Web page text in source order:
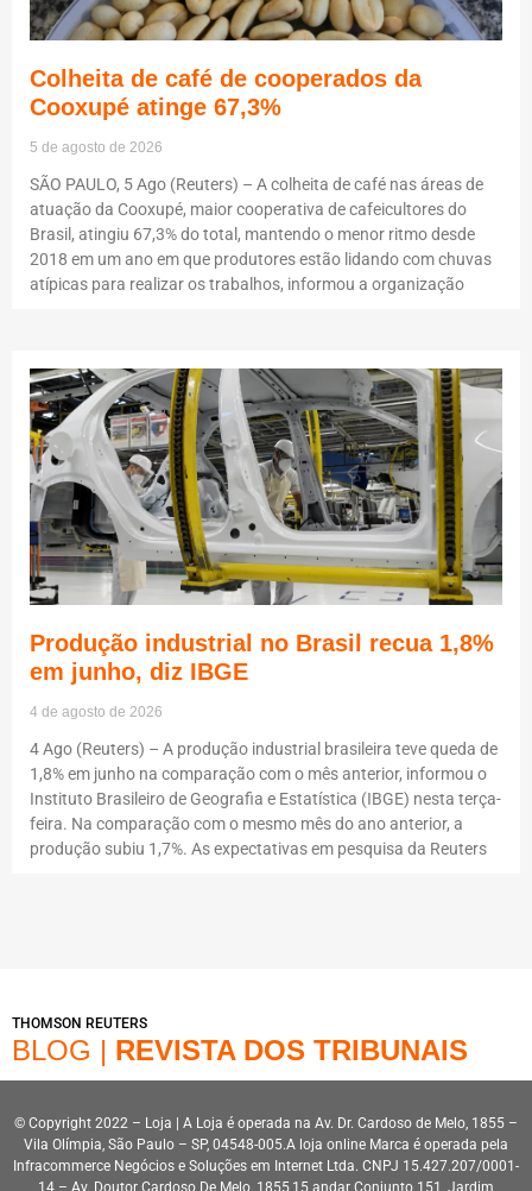
Colheita de café de cooperados da
Cooxupé atinge 67,3%
5 de agosto de 2026
SÃO PAULO, 5 Ago (Reuters) – A colheita de café nas áreas de
atuação da Cooxupé, maior cooperativa de cafeicultores do
Brasil, atingiu 67,3% do total, mantendo o menor ritmo desde
2018 em um ano em que produtores estão lidando com chuvas
atípicas para realizar os trabalhos, informou a organização
Produção industrial no Brasil recua 1,8%
em junho, diz IBGE
4 de agosto de 2026
4 Ago (Reuters) – A produção industrial brasileira teve queda de
1,8% em junho na comparação com o mês anterior, informou o
Instituto Brasileiro de Geografia e Estatística (IBGE) nesta terça-
feira. Na comparação com o mesmo mês do ano anterior, a
produção subiu 1,7%. As expectativas em pesquisa da Reuters
THOMSON REUTERS
BLOG | REVISTA DOS TRIBUNAIS
© Copyright 2022 – Loja | A Loja é operada na Av. Dr. Cardoso de Melo, 1855 –
Vila Olímpia, São Paulo – SP, 04548-005.A loja online Marca é operada pela
Infracommerce Negócios e Soluções em Internet Ltda. CNPJ 15.427.207/0001-